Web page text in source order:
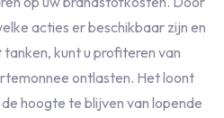
acties er beschikbaar zijn en
kunt u profiteren van
ontlasten. Het loont
hoogte te blijven van lopende